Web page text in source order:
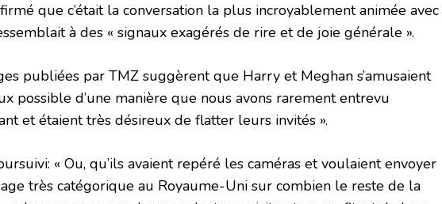
que c’était la conversation la plus incroyablement animée avec
à des « signaux exagérés de rire et de joie générale ».
publiées par TMZ suggèrent que Harry et Meghan s’amusaient
possible d’une manière que nous avons rarement entrevu
et étaient très désireux de flatter leurs invités ».
« Ou, qu’ils avaient repéré les caméras et voulaient envoyer
très catégorique au Royaume-Uni sur combien le reste de la